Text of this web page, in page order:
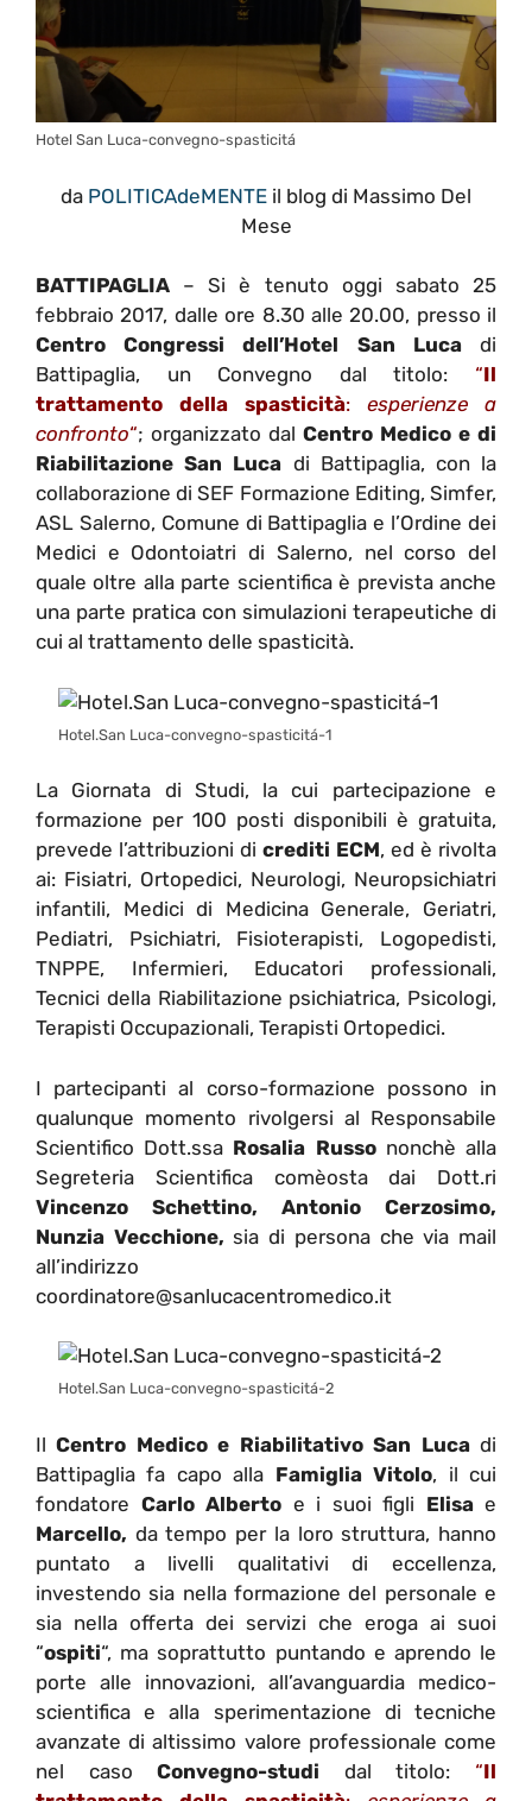
Hotel San Luca-convegno-spasticitá
da POLITICAdeMENTE il blog di Massimo Del
Mese
BATTIPAGLIA – Si è tenuto oggi sabato 25
febbraio 2017, dalle ore 8.30 alle 20.00, presso il
Centro Congressi dell’Hotel San Lucadi
Battipaglia, un Convegno dal titolo: “Il
trattamento della spasticità: esperienze a
confronto“; organizzato dal Centro Medico e di
Riabilitazione San Luca di Battipaglia, con la
collaborazione di SEF Formazione Editing, Simfer,
ASL Salerno, Comune di Battipaglia e l’Ordine dei
Medici e Odontoiatri di Salerno, nel corso del
quale oltre alla parte scientifica è prevista anche
una parte pratica con simulazioni terapeutiche di
cui al trattamento delle spasticità.
Hotel.San Luca-convegno-spasticitá-1
La Giornata di Studi, la cui partecipazione e
formazione per 100 posti disponibili è gratuita,
prevede l’attribuzioni di crediti ECM, ed è rivolta
ai: Fisiatri, Ortopedici, Neurologi, Neuropsichiatri
infantili, Medici di Medicina Generale, Geriatri,
Pediatri, Psichiatri, Fisioterapisti, Logopedisti,
TNPPE, Infermieri, Educatori professionali,
Tecnici della Riabilitazione psichiatrica, Psicologi,
Terapisti Occupazionali, Terapisti Ortopedici.
I partecipanti al corso-formazione possono in
qualunque momento rivolgersi al Responsabile
Scientifico Dott.ssa Rosalia Russononchè alla
Segreteria Scientifica comèosta dai Dott.ri
Vincenzo Schettino, Antonio Cerzosimo,
Nunzia Vecchione, sia di persona che via mail
all’indirizzo
coordinatore@sanlucacentromedico.it
Hotel.San Luca-convegno-spasticitá-2
IlCentro Medico e Riabilitativo San Lucadi
Battipaglia fa capo alla Famiglia Vitolo, il cui
fondatore Carlo Alberto e i suoi figli Elisae
Marcello, da tempo per la loro struttura, hanno
puntato a livelli qualitativi di eccellenza,
investendo sia nella formazione del personale e
sia nella offerta dei servizi che eroga ai suoi
“ospiti“, ma soprattutto puntando e aprendo le
porte alle innovazioni, all’avanguardia medico-
scientifica e alla sperimentazione di tecniche
avanzate di altissimo valore professionale come
nel casoConvegno-studi dal titolo: “Il